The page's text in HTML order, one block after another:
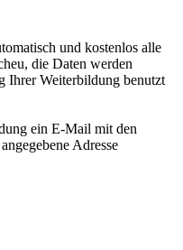
und kostenlos alle
die Daten werden
Ihrer Weiterbildung benutzt
ein E-Mail mit den
Adresse